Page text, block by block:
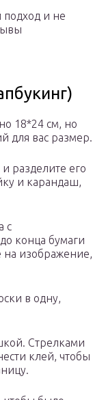
подход и не
18*24 см, но
для вас размер.
разделите его
и карандаш,
с
конца бумаги
на изображение,
в одну,
Стрелками
клей, чтобы